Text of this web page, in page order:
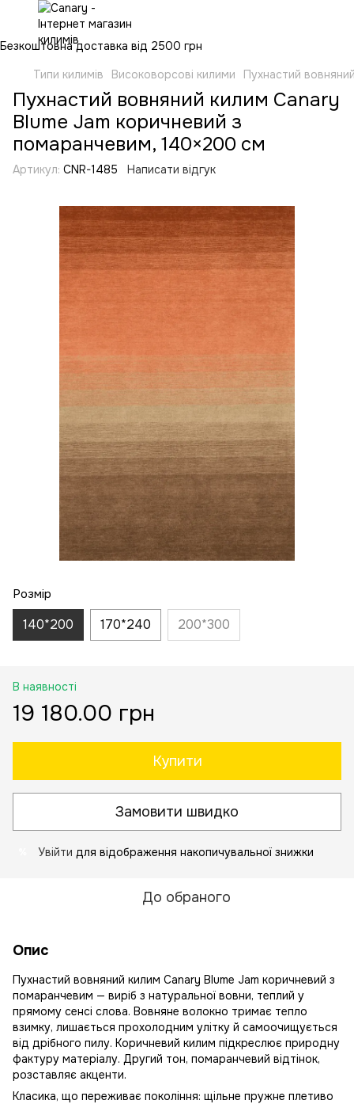
Безкоштовна доставка від 2500 грн
Типи килимів
Високоворсові килими Пухнастий
Пухнастий вовняний килим Canary
Blume Jam коричневий з
помаранчевим, 140×200 см
Артикул: CNR-1485 Написати відгук
Розмір
140*200 170*240 200*300
В наявності
19 180.00 грн
Купити
Замовити швидко
Увійти для відображення накопичувальної знижки
До обраного
Опис
Пухнастий вовняний килим Canary Blume Jam коричневий з
помаранчевим — виріб з натуральної вовни, теплий у
прямому сенсі слова. Вовняне волокно тримає тепло
взимку, лишається прохолодним улітку й самоочищується
від дрібного пилу. Коричневий килим підкреслює природну
фактуру матеріалу. Другий тон, помаранчевий відтінок,
розставляє акценти.
Класика, що переживає покоління: щільне пружне плетиво